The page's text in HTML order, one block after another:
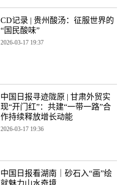
CD记录 | 贵州酸汤：征服世界的
“国民酸味”
2026-03-17 19:37
中国日报寻迹陇原 | 甘肃外贸实
现“开门红”：共建“一带一路”合
作持续释放增长动能
2026-03-17 19:36
中国日报看湖南｜砂石入“画”绘
就魅力山水奇境